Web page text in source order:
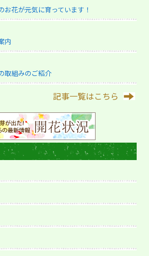
お花が元気に育っています！
内
取組みのご紹介
記事一覧はこちら